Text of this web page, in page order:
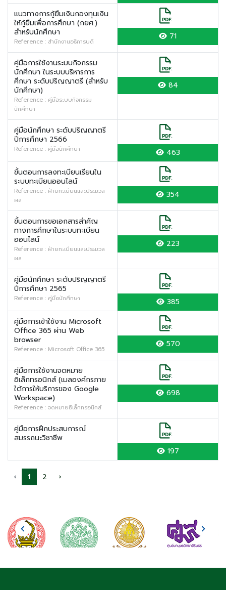
แนวทางการกู้ยืมเงินกองทุนเงิน
ให้กู้ยืมเพื่อการศึกษา (กยศ.)
สำหรับนักศึกษา
Reference : สำนักงานอธิการบดี
71
คู่มือการใช้งานระบบกิจกรรม
นักศึกษา ในระบบบริหารการ
ศึกษา ระดับปริญญาตรี (สำหรับ
นักศึกษา)
Reference : คู่มือระบบกิจกรรม
นักศึกษา
84
คู่มือนักศึกษา ระดับปริญญาตรี
ปีการศึกษา 2566
Reference : คู่มือนักศึกษา
463
ขั้นตอนการลงทะเบียนเรียนใน
ระบบทะเบียนออนไลน์
Reference : ฝ่ายทะเบียนและประมวล
ผล
354
ขั้นตอนการขอเอกสารสำคัญ
ทางการศึกษาในระบบทะเบียน
ออนไลน์
Reference : ฝ่ายทะเบียนและประมวล
ผล
223
คู่มือนักศึกษา ระดับปริญญาตรี
ปีการศึกษา 2565
Reference : คู่มือนักศึกษา
385
คู่มือการเข้าใช้งาน Microsoft
Office 365 ผ่าน Web
browser
Reference : Microsoft Office 365
570
คู่มือการใช้งานจดหมาย
อิเล็กทรอนิกส์ (เมลองค์กรภาย
ใต้การให้บริการของ Google
Workspace)
Reference : จดหมายอิเล็กทรอนิกส์
698
คู่มือการฝึกประสบการณ์
สมรรถนะวิชาชีพ
197
‹ 1 2 ›